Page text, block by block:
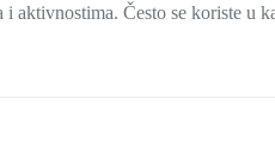
Često se koriste u